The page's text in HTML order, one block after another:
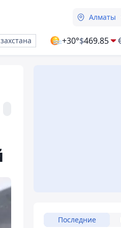
Алматы
+30°$469.85
Последние